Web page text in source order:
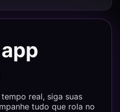
real, siga suas
tudo que rola no